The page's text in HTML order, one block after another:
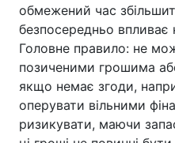
обмежений час
безпосередньо впливає
Головне правило: не
позиченими грошима
якщо немає згоди,
оперувати вільними
ризикувати, маючи